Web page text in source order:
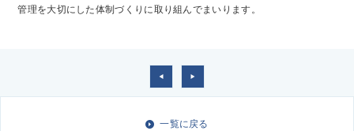
管理を大切にした体制づくりに取り組んでまいります。
< >
一覧に戻る